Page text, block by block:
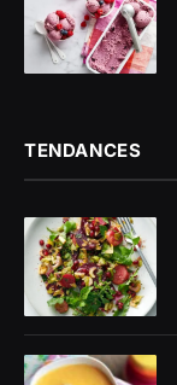
TENDANCES